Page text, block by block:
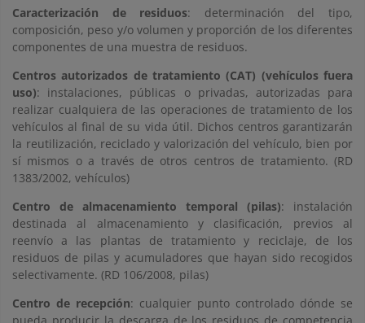
Caracterización de residuos: determinación del tipo,
composición, peso y/o volumen y proporción de los diferentes
componentes de una muestra de residuos.
Centros autorizados de tratamiento (CAT) (vehículos fuera
uso): instalaciones, públicas o privadas, autorizadas para
realizar cualquiera de las operaciones de tratamiento de los
vehículos al final de su vida útil. Dichos centros garantizarán
la reutilización, reciclado y valorización del vehículo, bien por
sí mismos o a través de otros centros de tratamiento. (RD
1383/2002, vehículos)
Centro de almacenamiento temporal (pilas): instalación
destinada al almacenamiento y clasificación, previos al
reenvío a las plantas de tratamiento y reciclaje, de los
residuos de pilas y acumuladores que hayan sido recogidos
selectivamente. (RD 106/2008, pilas)
Centro de recepción: cualquier punto controlado dónde se